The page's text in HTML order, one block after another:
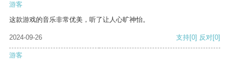
游客
这款游戏的音乐非常优美，听了让人心旷神怡。
2024-09-26 支持[0] 反对[0]
游客